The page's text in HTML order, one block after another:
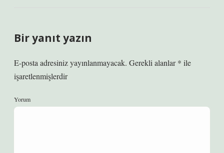
Bir yanıt yazın
E-posta adresiniz yayınlanmayacak. Gerekli alanlar* ile
işaretlenmişlerdir
Yorum